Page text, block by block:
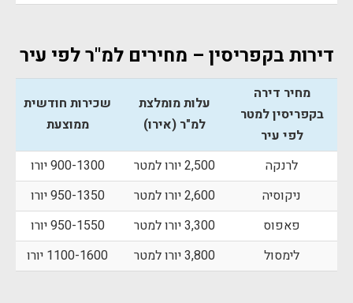
דירות בקפריסין – מחירים למ"ר לפי עיר
מחיר דירה
בקפריסין למטר
לפי עיר
עלות מומלצת
למ"ר (אירו)
שכירות חודשית
ממוצעת
לרנקה 2,500 יורו למטר
900-1300 יורו
ניקוסיה
2,600 יורו למטר
950-1350 יורו
פאפוס
3,300 יורו למטר
950-1550 יורו
לימסול
3,800 יורו למטר 1100-1600 יורו